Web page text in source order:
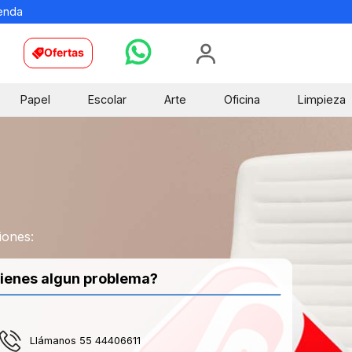
Ofertas
Papel Escolar Arte Oficina Limpieza
algun problema?
Llámanos 55 44406611